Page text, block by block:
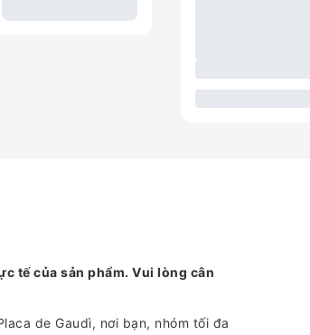
tế của sản phẩm. Vui lòng cân
de Gaudì, nơi bạn, nhóm tối đa